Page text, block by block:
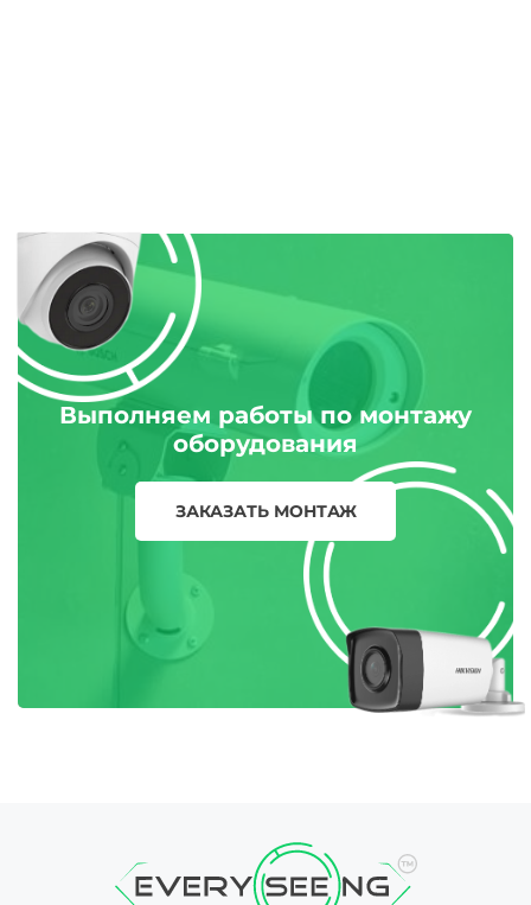
Выполняем работы по монтажу
оборудования
ЗАКАЗАТЬ МОНТАЖ